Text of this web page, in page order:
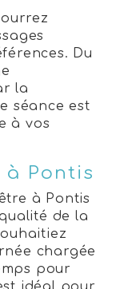
Du
la
séance est
à vos
à Pontis
à Pontis
de la
chargée
pour